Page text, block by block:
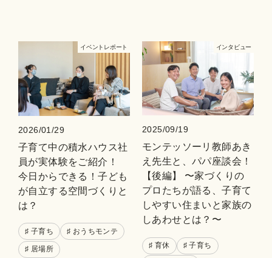
イベントレポート
2026/01/29
子育て中の積水ハウス社
員が実体験をご紹介！
今日からできる！子ども
が自立する空間づくりと
は？
♯ 子育ち ♯ おうちモンテ
♯ 居場所
インタビュー
2025/09/19
モンテッソーリ教師あき
え先生と、パパ座談会！
【後編】 〜家づくりの
プロたちが語る、子育て
しやすい住まいと家族の
しあわせとは？〜
♯ 育休 ♯ 子育ち